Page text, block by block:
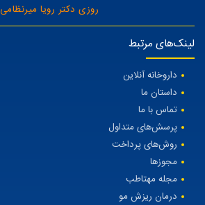
روزی دکتر رویا میرنظامی
لینک‌های مرتبط
داروخانه آنلاین
داستان ما
تماس با ما
پرسش‌های متداول
روش‌های پرداخت
مجوزها
مجله مهتاطب
درمان ریزش مو